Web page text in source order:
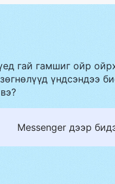
гай гамшиг ойр
үндсэндээ
Messenger дээр